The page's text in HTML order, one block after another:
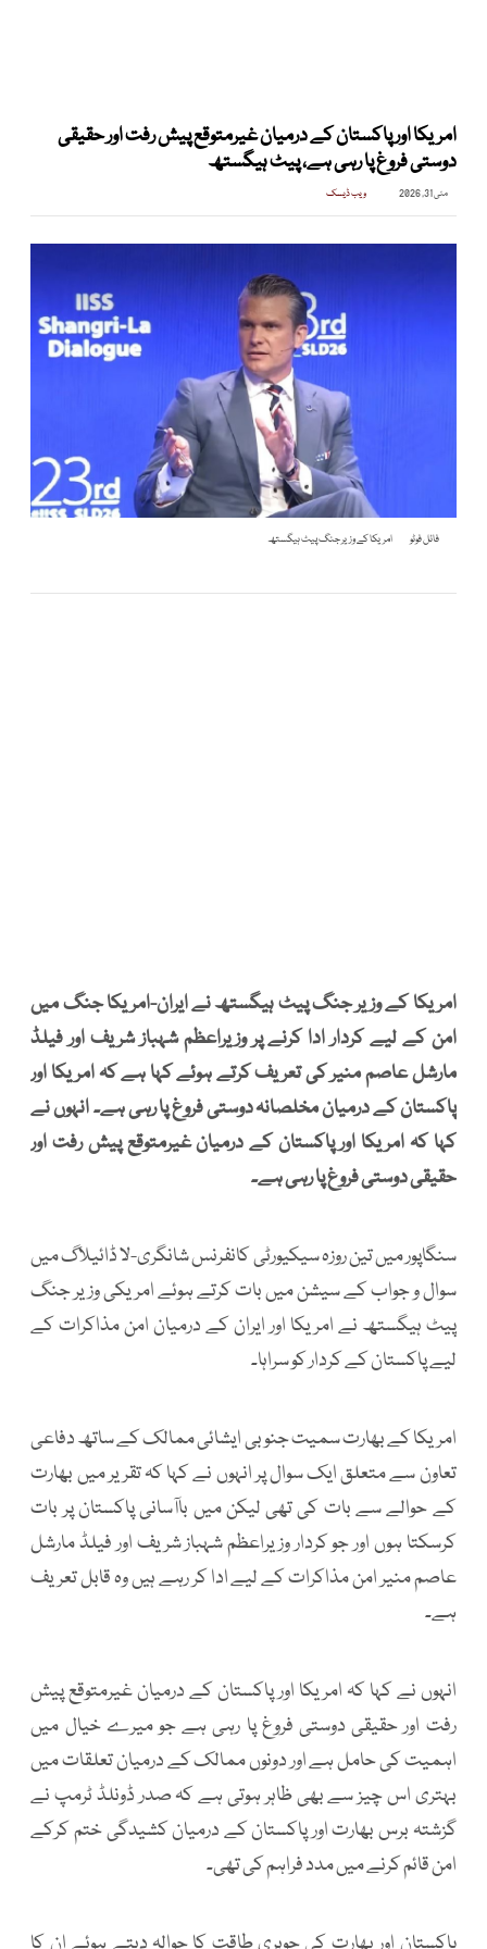
امریکا اور پاکستان کے درمیان غیرمتوقع پیش رفت اور حقیقی
دوستی فروغ پا رہی ہے، پیٹ ہیگستھ
مئی 31, 2026 ویب ڈیسک
فائل فوٹو امریکا کے وزیر جنگ پیٹ ہیگستھ
امریکا کے وزیر جنگ پیٹ ہیگستھ نے ایران-امریکا جنگ میں
امن کے لیے کردار ادا کرنے پر وزیراعظم شہباز شریف اور فیلڈ
مارشل عاصم منیر کی تعریف کرتے ہوئے کہا ہے کہ امریکا اور
پاکستان کے درمیان مخلصانہ دوستی فروغ پا رہی ہے۔ انہوں نے
کہا کہ امریکا اور پاکستان کے درمیان غیرمتوقع پیش رفت اور
حقیقی دوستی فروغ پا رہی ہے۔
سنگاپور میں تین روزہ سیکیورٹی کانفرنس شانگری-لا ڈائیلاگ میں
سوال و جواب کے سیشن میں بات کرتے ہوئے امریکی وزیر جنگ
پیٹ ہیگستھ نے امریکا اور ایران کے درمیان امن مذاکرات کے
لیے پاکستان کے کردار کو سراہا۔
امریکا کے بھارت سمیت جنوبی ایشائی ممالک کے ساتھ دفاعی
تعاون سے متعلق ایک سوال پر انہوں نے کہا کہ تقریر میں بھارت
کے حوالے سے بات کی تھی لیکن میں باآسانی پاکستان پر بات
کرسکتا ہوں اور جو کردار وزیراعظم شہباز شریف اور فیلڈ مارشل
عاصم منیر امن مذاکرات کے لیے ادا کر رہے ہیں وہ قابل تعریف
ہے۔
انہوں نے کہا کہ امریکا اور پاکستان کے درمیان غیرمتوقع پیش
رفت اور حقیقی دوستی فروغ پا رہی ہے جو میرے خیال میں
اہمیت کی حامل ہے اور دونوں ممالک کے درمیان تعلقات میں
بہتری اس چیز سے بھی ظاہر ہوتی ہے کہ صدر ڈونلڈ ٹرمپ نے
گزشتہ برس بھارت اور پاکستان کے درمیان کشیدگی ختم کرکے
امن قائم کرنے میں مدد فراہم کی تھی۔